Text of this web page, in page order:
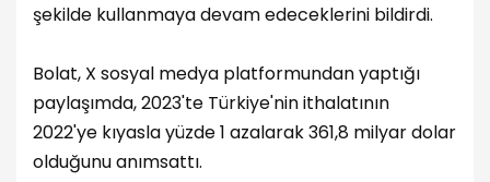
şekilde kullanmaya devam edeceklerini bildirdi.
Bolat, X sosyal medya platformundan yaptığı
paylaşımda, 2023'te Türkiye'nin ithalatının
2022'ye kıyasla yüzde 1 azalarak 361,8 milyar dolar
olduğunu anımsattı.